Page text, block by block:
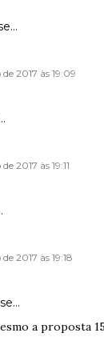
2017 às 19:09
2017 às 19:11
2017 às 19:18
a proposta 15